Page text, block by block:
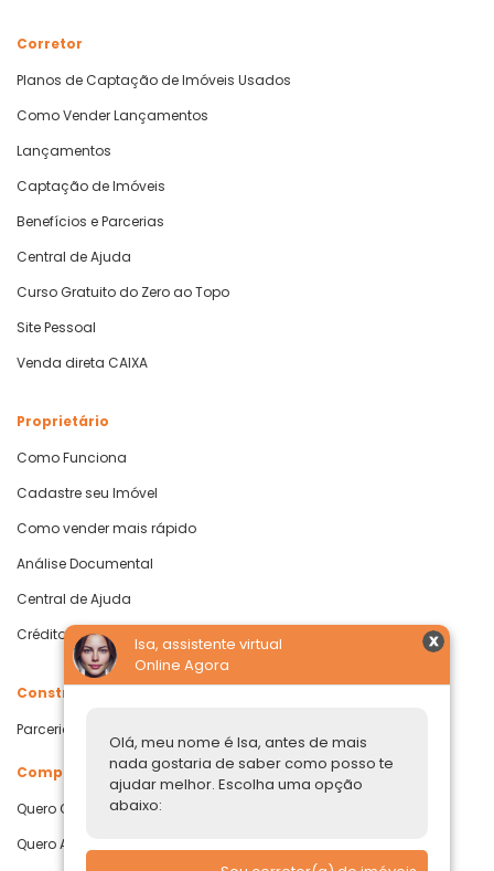
Isa, assistente virtual
Online Agora
Olá, meu nome é Isa, antes de mais
nada gostaria de saber como posso te
ajudar melhor. Escolha uma opção
abaixo:
Corretor
Planos de Captação de Imóveis Usados
Como Vender Lançamentos
Lançamentos
Captação de Imóveis
Benefícios e Parcerias
Central de Ajuda
Curso Gratuito do Zero ao Topo
Site Pessoal
Venda direta CAIXA
Proprietário
Como Funciona
Cadastre seu Imóvel
Como vender mais rápido
Análise Documental
Central de Ajuda
Crédito com Garantia de Imóvel
Construtoras
Parcerias Imobiliárias
Comprar ou alugar
Quero Comprar
Quero Alugar